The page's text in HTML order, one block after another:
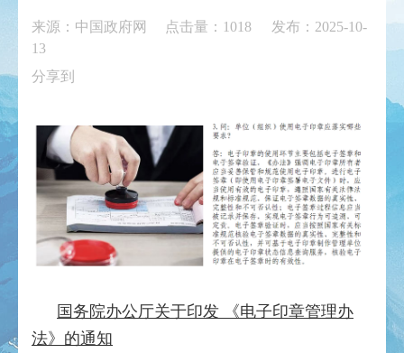
来源：中国政府网 点击量： 1018
发布：2025-10-
13
分享到
国务院办公厅关于印发 《电子印章管理办
法》的通知